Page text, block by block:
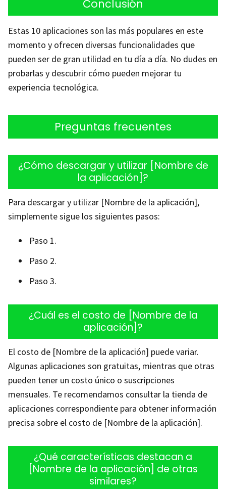
Conclusión
Estas 10 aplicaciones son las más populares en este
momento y ofrecen diversas funcionalidades que
pueden ser de gran utilidad en tu día a día. No dudes en
probarlas y descubrir cómo pueden mejorar tu
experiencia tecnológica.
Preguntas frecuentes
¿Cómo descargar y utilizar [Nombre de
la aplicación]?
Para descargar y utilizar [Nombre de la aplicación],
simplemente sigue los siguientes pasos:
Paso 1.
Paso 2.
Paso 3.
¿Cuál es el costo de [Nombre de la
aplicación]?
El costo de [Nombre de la aplicación] puede variar.
Algunas aplicaciones son gratuitas, mientras que otras
pueden tener un costo único o suscripciones
mensuales. Te recomendamos consultar la tienda de
aplicaciones correspondiente para obtener información
precisa sobre el costo de [Nombre de la aplicación].
¿Qué características destacan a
[Nombre de la aplicación] de otras
similares?